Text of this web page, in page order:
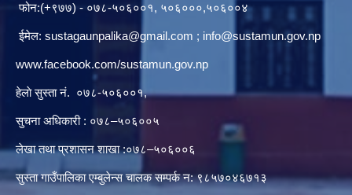
फोन:(+९७७) - ०७८-५०६००१, ५०६०००,५०६००४
ईमेल: sustagaunpalika@gmail.com ; info@sustamun.gov.np
www.facebook.com/sustamun.gov.np
हेलाे सुस्ता नं. ०७८-५०६००१,
सुचना अधिकारी : ०७८–५०६००५
लेखा तथा प्रशासन शाखा :०७८–५०६००६
सुस्ता गाउँपालिका एम्बुलेन्स चालक सम्पर्क न‌‍: ९८५७०४६७१३